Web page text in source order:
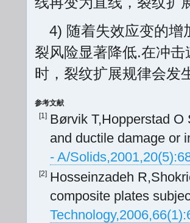
4) 随着失效应变的增
裂风险显著降低.在冲
时，裂纹扩展规律会发
参考文献
[1] Børvik T,Hopperstad
and ductile damage or
- A/
[2] Hosseinzadeh
composite plates